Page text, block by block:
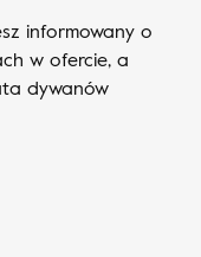
informowany o
w ofercie, a
dywanów